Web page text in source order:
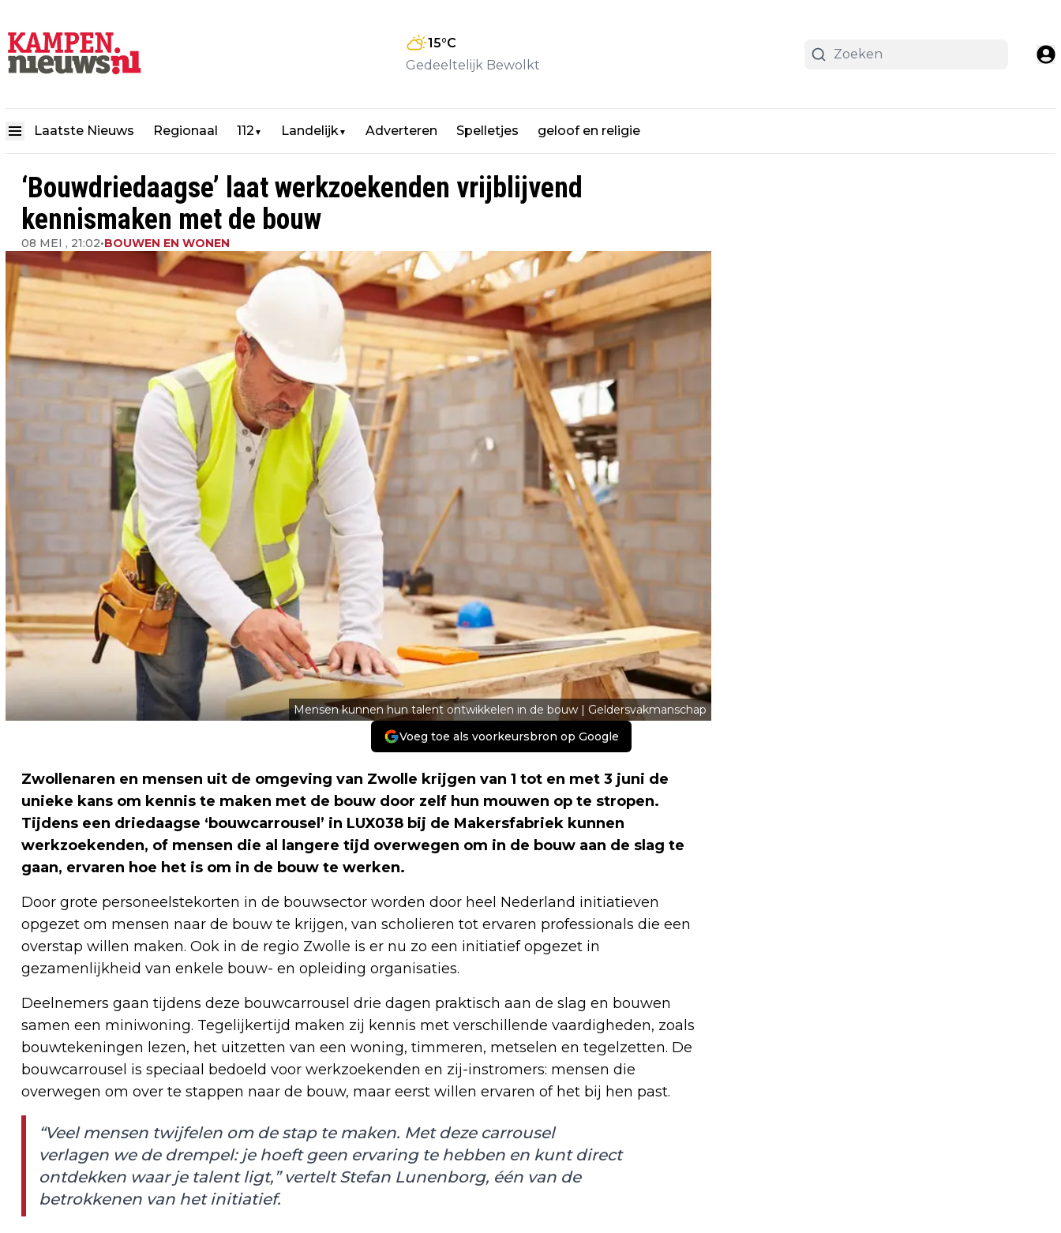
15°C
Gedeeltelijk Bewolkt
Laatste Nieuws Regionaal 112 ▼ Landelijk▼ Adverteren Spelletjes geloof en religie
‘Bouwdriedaagse’ laat werkzoekenden vrijblijvend
kennismaken met de bouw
08 MEI , 21:02•BOUWEN EN WONEN
Mensen kunnen hun talent ontwikkelen in de bouw | Geldersvakmanschap
Voeg toe als voorkeursbron op Google
Zwollenaren en mensen uit de omgeving van Zwolle krijgen van 1 tot en met 3 juni de
unieke kans om kennis te maken met de bouw door zelf hun mouwen op te stropen.
Tijdens een driedaagse ‘bouwcarrousel’ in LUX038 bij de Makersfabriek kunnen
werkzoekenden, of mensen die al langere tijd overwegen om in de bouw aan de slag te
gaan, ervaren hoe het is om in de bouw te werken.
Door grote personeelstekorten in de bouwsector worden door heel Nederland initiatieven
opgezet om mensen naar de bouw te krijgen, van scholieren tot ervaren professionals die een
overstap willen maken. Ook in de regio Zwolle is er nu zo een initiatief opgezet in
gezamenlijkheid van enkele bouw- en opleiding organisaties.
Deelnemers gaan tijdens deze bouwcarrousel drie dagen praktisch aan de slag en bouwen
samen een miniwoning. Tegelijkertijd maken zij kennis met verschillende vaardigheden, zoals
bouwtekeningen lezen, het uitzetten van een woning, timmeren, metselen en tegelzetten. De
bouwcarrousel is speciaal bedoeld voor werkzoekenden en zij-instromers: mensen die
overwegen om over te stappen naar de bouw, maar eerst willen ervaren of het bij hen past.
“Veel mensen twijfelen om de stap te maken. Met deze carrousel
verlagen we de drempel: je hoeft geen ervaring te hebben en kunt direct
ontdekken waar je talent ligt,” vertelt Stefan Lunenborg, één van de
betrokkenen van het initiatief.